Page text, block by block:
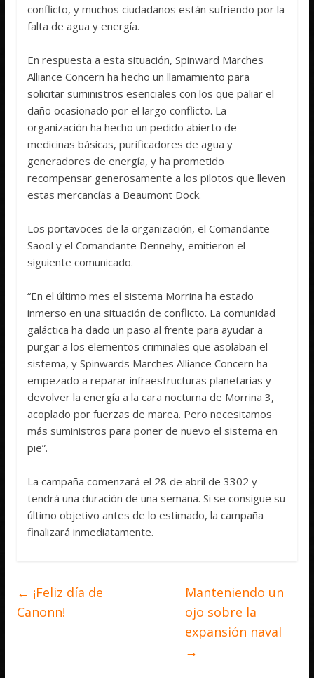
conflicto, y muchos ciudadanos están sufriendo por la
falta de agua y energía.
En respuesta a esta situación, Spinward Marches
Alliance Concern ha hecho un llamamiento para
solicitar suministros esenciales con los que paliar el
daño ocasionado por el largo conflicto. La
organización ha hecho un pedido abierto de
medicinas básicas, purificadores de agua y
generadores de energía, y ha prometido
recompensar generosamente a los pilotos que lleven
estas mercancías a Beaumont Dock.
Los portavoces de la organización, el Comandante
Saool y el Comandante Dennehy, emitieron el
siguiente comunicado.
“En el último mes el sistema Morrina ha estado
inmerso en una situación de conflicto. La comunidad
galáctica ha dado un paso al frente para ayudar a
purgar a los elementos criminales que asolaban el
sistema, y Spinwards Marches Alliance Concern ha
empezado a reparar infraestructuras planetarias y
devolver la energía a la cara nocturna de Morrina 3,
acoplado por fuerzas de marea. Pero necesitamos
más suministros para poner de nuevo el sistema en
pie”.
La campaña comenzará el 28 de abril de 3302 y
tendrá una duración de una semana. Si se consigue su
último objetivo antes de lo estimado, la campaña
finalizará inmediatamente.
← ¡Feliz día de
Canonn!
Manteniendo un
ojo sobre la
expansión naval
→